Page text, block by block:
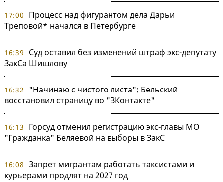
17:00
Процесс над фигурантом дела Дарьи
Треповой* начался в Петербурге
16:39
Суд оставил без изменений штраф экс-депутату
ЗакСа Шишлову
16:32
"Начинаю с чистого листа": Бельский
восстановил страницу во "ВКонтакте"
16:13
Горсуд отменил регистрацию экс-главы МО
"Гражданка" Беляевой на выборы в ЗакС
16:08 Запрет мигрантам работать таксистами и
курьерами продлят на 2027 год